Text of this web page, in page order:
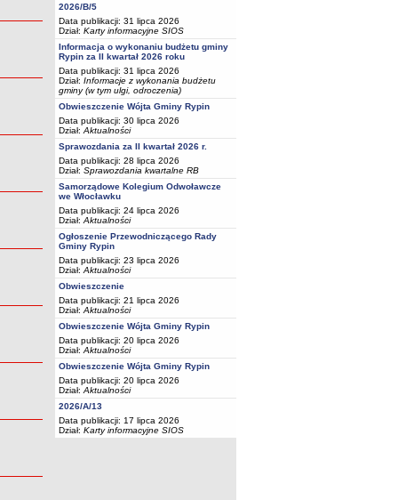
2026/B/5
Data publikacji: 31 lipca 2026
Dział: Karty informacyjne SIOS
Informacja o wykonaniu budżetu gminy
Rypin za II kwartał 2026 roku
Data publikacji: 31 lipca 2026
Dział: Informacje z wykonania budżetu
gminy (w tym ulgi, odroczenia)
Obwieszczenie Wójta Gminy Rypin
Data publikacji: 30 lipca 2026
Dział: Aktualności
Sprawozdania za II kwartał 2026 r.
Data publikacji: 28 lipca 2026
Dział: Sprawozdania kwartalne RB
Samorządowe Kolegium Odwoławcze
we Włocławku
Data publikacji: 24 lipca 2026
Dział: Aktualności
Ogłoszenie Przewodniczącego Rady
Gminy Rypin
Data publikacji: 23 lipca 2026
Dział: Aktualności
Obwieszczenie
Data publikacji: 21 lipca 2026
Dział: Aktualności
Obwieszczenie Wójta Gminy Rypin
Data publikacji: 20 lipca 2026
Dział: Aktualności
Obwieszczenie Wójta Gminy Rypin
Data publikacji: 20 lipca 2026
Dział: Aktualności
2026/A/13
Data publikacji: 17 lipca 2026
Dział: Karty informacyjne SIOS